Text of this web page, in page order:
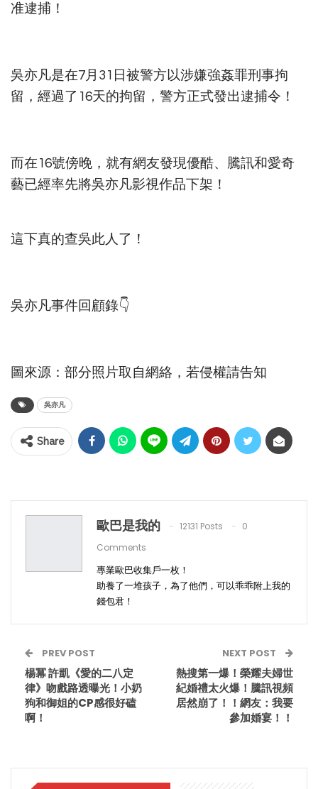
准逮捕！
吳亦凡是在7月31日被警方以涉嫌強姦罪刑事拘
留，經過了16天的拘留，警方正式發出逮捕令！
而在16號傍晚，就有網友發現優酷、騰訊和愛奇
藝已經率先將吳亦凡影視作品下架！
這下真的查吳此人了！
吳亦凡事件回顧錄👇
圖來源：部分照片取自網絡，若侵權請告知
吳亦凡
Share
歐巴是我的 12131 Posts
0
Comments
專業歐巴收集戶一枚！
助養了一堆孩子，為了他們，可以乖乖附上我的
錢包君！
PREV POST
楊冪 許凱《愛的二八定
律》吻戲路透曝光！小奶
狗和御姐的CP感很好磕
啊！
NEXT POST
熱搜第一爆！榮耀夫婦世
紀婚禮太火爆！騰訊視頻
居然崩了！！網友：我要
參加婚宴！！